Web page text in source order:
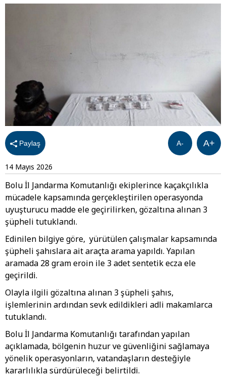
Paylaş A+
A-
14 Mayıs 2026
Bolu İl Jandarma Komutanlığı ekiplerince kaçakçılıkla
mücadele kapsamında gerçekleştirilen operasyonda
uyuşturucu madde ele geçirilirken, gözaltına alınan 3
şüpheli tutuklandı.
Edinilen bilgiye göre, yürütülen çalışmalar kapsamında
şüpheli şahıslara ait araçta arama yapıldı. Yapılan
aramada 28 gram eroin ile 3 adet sentetik ecza ele
geçirildi.
Olayla ilgili gözaltına alınan 3 şüpheli şahıs,
işlemlerinin ardından sevk edildikleri adli makamlarca
tutuklandı.
Bolu İl Jandarma Komutanlığı tarafından yapılan
açıklamada, bölgenin huzur ve güvenliğini sağlamaya
yönelik operasyonların, vatandaşların desteğiyle
kararlılıkla sürdürüleceği belirtildi.